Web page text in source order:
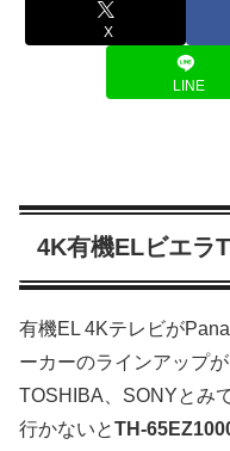
X
LINE
4K有機ELビエラ
有機EL 4Kテレビが
ーカーのラインアップ
TOSHIBA、SONYとみ
行かないとTH-